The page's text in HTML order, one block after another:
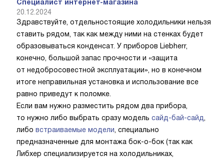
Специалист интернет-магазина
20.12.2024
Здравствуйте, отдельностоящие холодильники нельзя
ставить рядом, так как между ними на стенках будет
образовываться конденсат. У приборов Liebherr,
конечно, большой запас прочности и «защита
от недобросовестной эксплуатации», но в конечном
итоге неправильная установка и использование все
равно приведут к поломке.
Если вам нужно разместить рядом два прибора,
то нужно либо выбрать сразу модель сайд-бай-сайд,
либо встраиваемые модели, специально
предназначенные для монтажа бок-о-бок (так как
Либхер специализируется на холодильниках,